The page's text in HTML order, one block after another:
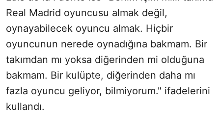
Real Madrid oyuncusu almak değil,
oynayabilecek oyuncu almak. Hiçbir
oyuncunun nerede oynadığına bakmam. Bir
takımdan mı yoksa diğerinden mi olduğuna
bakmam. Bir kulüpte, diğerinden daha mı
fazla oyuncu geliyor, bilmiyorum." ifadelerini
kullandı.